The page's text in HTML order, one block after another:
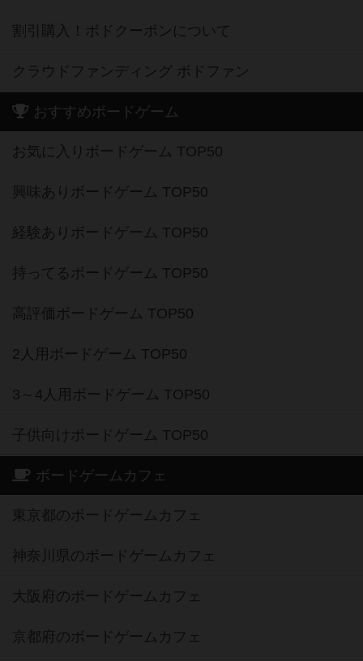
割引購入！ボドクーポンについて
クラウドファンディング ボドファン
おすすめボードゲーム
お気に入りボードゲーム TOP50
興味ありボードゲーム TOP50
経験ありボードゲーム TOP50
持ってるボードゲーム TOP50
高評価ボードゲーム TOP50
2人用ボードゲーム TOP50
3～4人用ボードゲーム TOP50
子供向けボードゲーム TOP50
ボードゲームカフェ
東京都のボードゲームカフェ
神奈川県のボードゲームカフェ
大阪府のボードゲームカフェ
京都府のボードゲームカフェ